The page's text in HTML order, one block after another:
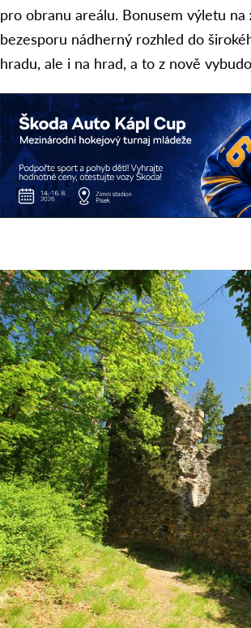
pro obranu areálu. Bonusem výletu na
bezesporu nádherný rozhled do
hradu, ale i na hrad, a to z nově